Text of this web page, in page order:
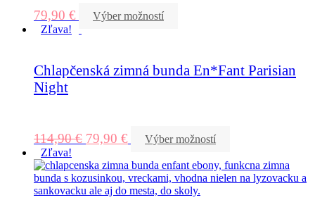
79,90 €
Výber možností
Zľava!
Chlapčenská zimná bunda En*Fant Parisian
Night
114,90€ 79,90 €
Výber možností
Zľava!